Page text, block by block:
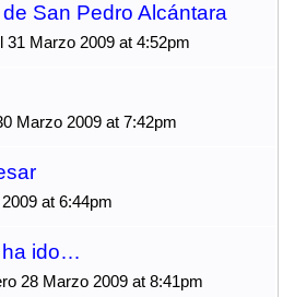
San Pedro Alcántara
31 Marzo 2009 at 4:52pm
Marzo 2009 at 7:42pm
at 6:44pm
ha ido…
28 Marzo 2009 at 8:41pm